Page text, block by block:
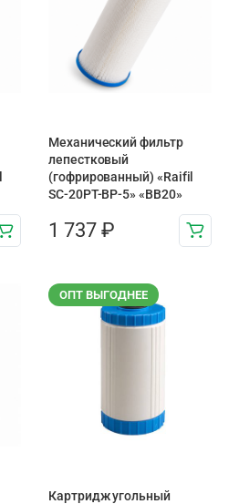
Механический фильтр
лепестковый
(гофрированный) «Raifil
SC-20PT-ВР-5» «BB20»
1 737 ₽
ОПТ ВЫГОДНЕЕ
Картридж угольный